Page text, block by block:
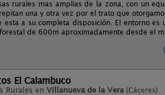
rurales mas amplias de la zona, con un
una y otra vez por el trato que
esta a su completa disposición. El entorno
de 600m aproximadamente desde el
El Calambuco
Rurales en Villanueva de la Vera (Cáceres)